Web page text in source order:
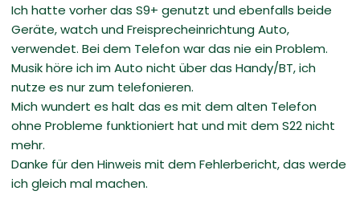
Ich hatte vorher das S9+ genutzt und ebenfalls beide
Geräte, watch und Freisprecheinrichtung Auto,
verwendet. Bei dem Telefon war das nie ein Problem.
Musik höre ich im Auto nicht über das Handy/BT, ich
nutze es nur zum telefonieren.
Mich wundert es halt das es mit dem alten Telefon
ohne Probleme funktioniert hat und mit dem S22 nicht
mehr.
Danke für den Hinweis mit dem Fehlerbericht, das werde
ich gleich mal machen.